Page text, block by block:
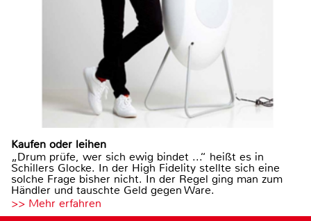
Kaufen oder leihen
„Drum prüfe, wer sich ewig bindet ...“ heißt es in
Schillers Glocke. In der High Fidelity stellte sich eine
solche Frage bisher nicht. In der Regel ging man zum
Händler und tauschte Geld gegen Ware.
>> Mehr erfahren